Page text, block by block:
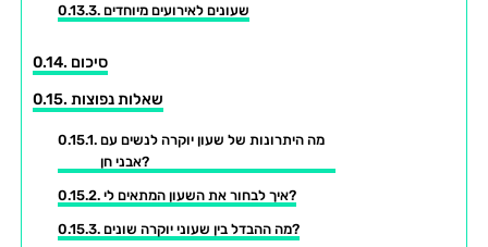
שעונים לאירועים מיוחדים
סיכום
שאלות נפוצות
מה היתרונות של שעון יוקרה לנשים עם
אבני חן?
איך לבחור את השעון המתאים לי?
מה ההבדל בין שעוני יוקרה שונים?